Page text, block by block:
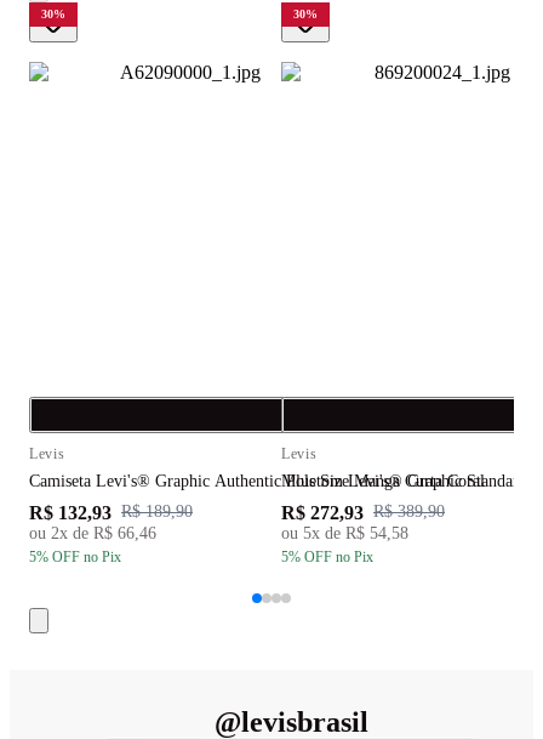
30%
Levis
Camiseta Levi's® Graphic Authentic Plus Size Manga Curta Coral
R$ 132,93 R$ 189,90
ou 2x de R$ 66,46
5% OFF no Pix
30%
Levis
Moletom Levi's® Graphic Standard
R$ 272,93 R$ 389,90
ou 5x de R$ 54,58
5% OFF no Pix
@levisbrasil